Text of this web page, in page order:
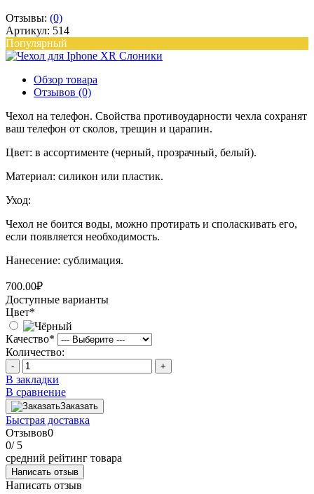
Отзывы: (0)
Артикул: 514
Популярный
Обзор товара
Отзывов (0)
Чехол на телефон. Свойства противоударности чехла сохранят
ваш телефон от сколов, трещин и царапин.
Цвет: в ассортименте (черный, прозрачный, белый).
Материал: силикон или пластик.
Уход:
Чехол не боится воды, можно протирать и споласкивать его,
если появляется необходимость.
Нанесение: сублимация.
700.00₽
Доступные варианты
Цвет*
Качество*
Количество:
- +
В закладки
В сравнение
Заказать
Быстрая доставка
Отзывов0
0/ 5
средний рейтинг товара
Написать отзыв
Написать отзыв